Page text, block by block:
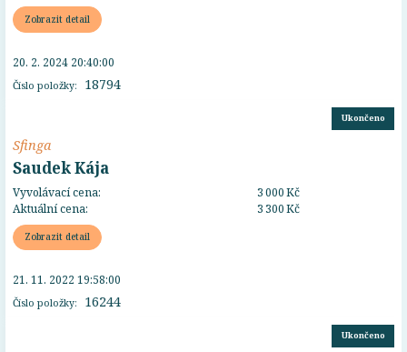
Zobrazit detail
Číslo položky: 18794
20. 2. 2024 20:40:00
Ukončeno
Sfinga
Saudek Kája
Vyvolávací cena:
3 000 Kč
Aktuální cena:
3 300 Kč
Zobrazit detail
Číslo položky: 16244
21. 11. 2022 19:58:00
Ukončeno